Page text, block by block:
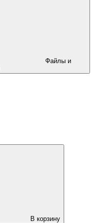
В корзину